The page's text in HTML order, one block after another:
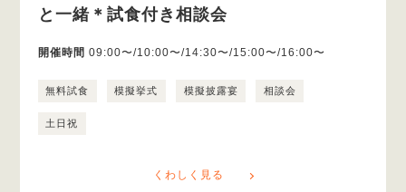
と一緒＊試食付き相談会
開催時間 09:00〜/10:00〜/14:30〜/15:00〜/16:00〜
無料試食 模擬挙式 模擬披露宴 相談会
土日祝
くわしく見る